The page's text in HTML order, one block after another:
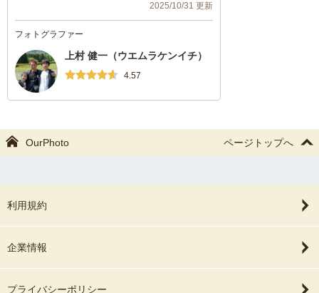
ディズニープリンセスが好きというアンケ
ていただいたり、シャボン玉を使って普段
の笑顔を引き出してくれたりととてもあり
がたかったです。
上村さんに頼んで良かったです。
2025/10/31 更新
フォトグラファー
上村 健一（ウエムラケンイチ）
4.57
OurPhoto ページトップへ
利用規約
企業情報
プライバシーポリシー